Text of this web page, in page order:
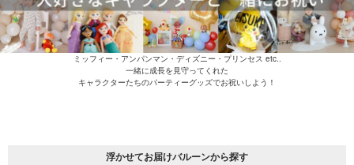
ミッフィー・アンパンマン・ディズニー・プリンセス etc..
一緒に成長を見守ってくれた
キャラクターたちのパーティーグッズでお祝いしよう！
浮かせてお届けバルーンから探す